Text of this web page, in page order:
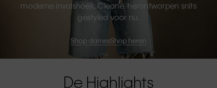
moderne invalshoek. Cleane, herontworpen snits
gestyled voor nu.
Shop damesShop heren
De Highlights